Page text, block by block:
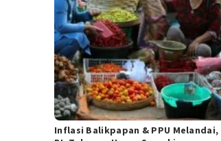
Inflasi Balikpapan & PPU Melandai,